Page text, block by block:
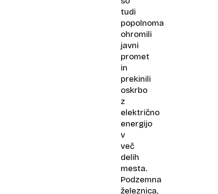
tudi
popolnoma
ohromili
javni
promet
in
prekinili
oskrbo
z
električno
energijo
v
več
delih
mesta.
Podzemna
železnica,